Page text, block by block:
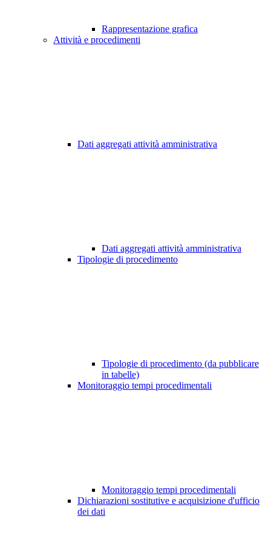
Rappresentazione grafica
Attività e procedimenti
Dati aggregati attività amministrativa
Dati aggregati attività amministrativa
Tipologie di procedimento
Tipologie di procedimento (da pubblicare
in tabelle)
Monitoraggio tempi procedimentali
Monitoraggio tempi procedimentali
Dichiarazioni sostitutive e acquisizione d'ufficio
dei dati